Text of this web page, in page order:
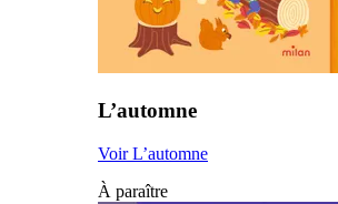
L’automne
Voir L’automne
À paraître